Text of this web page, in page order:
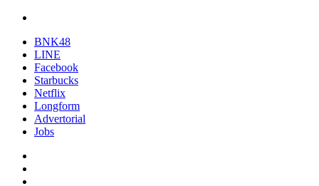
BNK48
LINE
Facebook
Starbucks
Netflix
Longform
Advertorial
Jobs